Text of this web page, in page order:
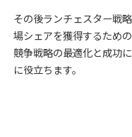
その後ランチェスター戦
場シェアを獲得するための
競争戦略の最適化と成功
に役立ちます。